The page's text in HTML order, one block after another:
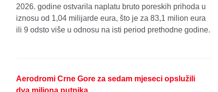
2026. godine ostvarila naplatu bruto poreskih prihoda u
iznosu od 1,04 milijarde eura, što je za 83,1 milion eura
ili 9 odsto više u odnosu na isti period prethodne godine.
Aerodromi Crne Gore za sedam mjeseci opslužili
dva miliona putnika